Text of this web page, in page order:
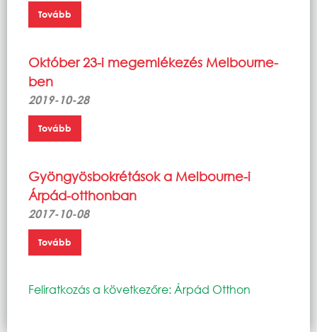
Tovább
Október 23-i megemlékezés Melbourne-
ben
2019-10-28
Tovább
Gyöngyösbokrétások a Melbourne-i
Árpád-otthonban
2017-10-08
Tovább
Feliratkozás a következőre: Árpád Otthon